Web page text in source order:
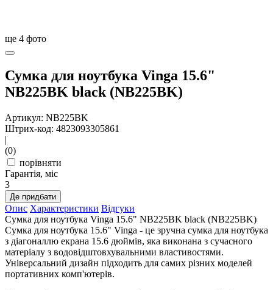
ще 4 фото
Сумка для ноутбука Vinga 15.6"
NB225BK black (NB225BK)
Артикул: NB225BK
Штрих-код: 4823093305861
|
(0)
порівняти
Гарантія, міс
3
Де придбати
Опис Характеристики Відгуки
Сумка для ноутбука Vinga 15.6" NB225BK black (NB225BK)
Сумка для ноутбука 15.6" Vinga - це зручна сумка для ноутбука
з діагоналлю екрана 15.6 дюймів, яка виконана з сучасного
матеріалу з водовідштовхувальними властивостями.
Універсальний дизайн підходить для самих різних моделей
портативних комп'ютерів.